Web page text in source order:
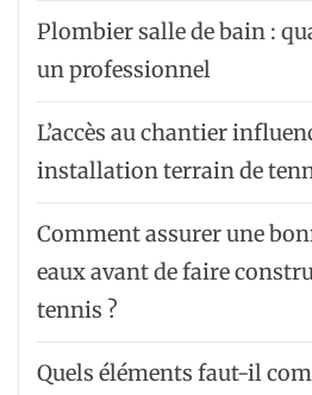
Plombier salle de bain :
un professionnel
L’accès au chantier
installation terrain de
Comment assurer une
eaux avant de faire
tennis ?
Quels éléments faut-il